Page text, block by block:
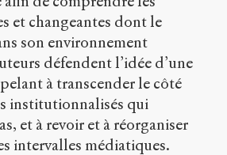
et changeantes dont le
son environnement
défendent l’idée d’une
à transcender le côté
institutionnalisés qui
et à revoir et à réorganiser
intervalles médiatiques.